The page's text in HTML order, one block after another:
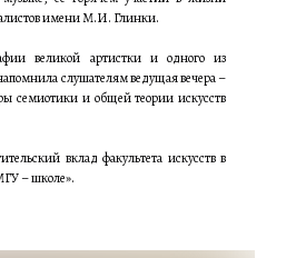
имени М.И. Глинки.
великой артистки и одного из
слушателям ведущая вечера –
семиотики и общей теории искусств
вклад факультета искусств в
– школе».